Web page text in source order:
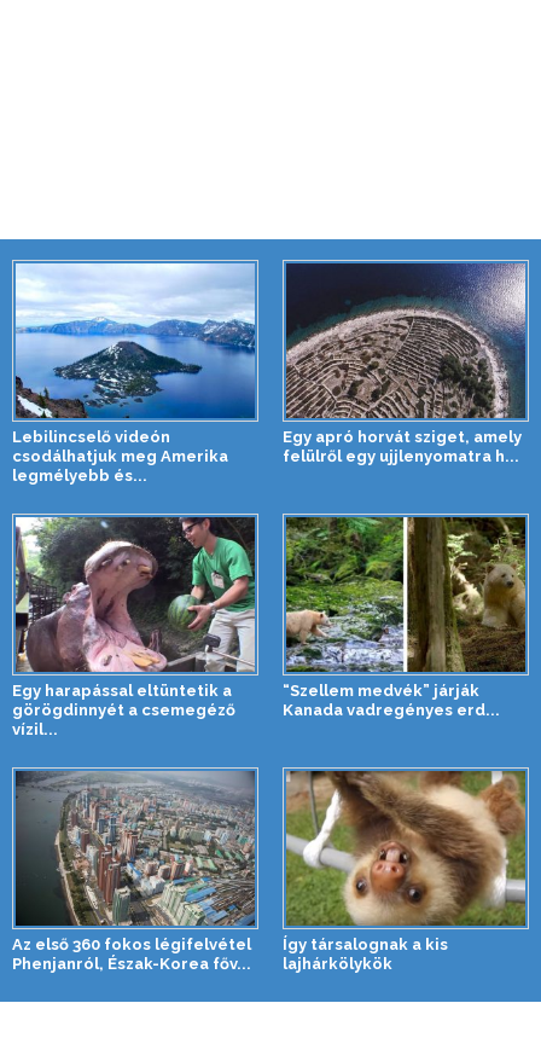
Lebilincselő videón
csodálhatjuk meg Amerika
legmélyebb és...
Egy apró horvát sziget, amely
felülről egy ujjlenyomatra h...
Egy harapással eltüntetik a
görögdinnyét a csemegéző
vízil...
“Szellem medvék” járják
Kanada vadregényes erd...
Az első 360 fokos légifelvétel
Phenjanról, Észak-Korea főv...
Így társalognak a kis
lajhárkölykök